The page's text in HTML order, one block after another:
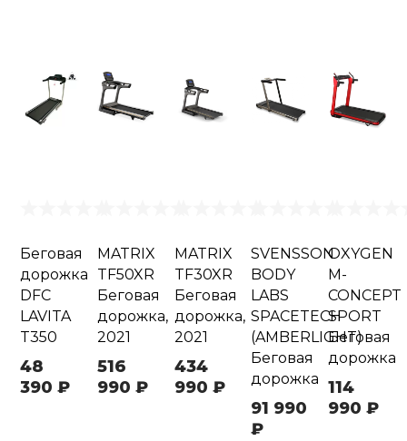
Беговая
дорожка
DFC
LAVITA
T350
48
390 ₽
MATRIX
TF50XR
Беговая
дорожка,
2021
516
990 ₽
MATRIX
TF30XR
Беговая
дорожка,
2021
434
990 ₽
SVENSSON
BODY
LABS
SPACETECH
(AMBERLIGHT)
Беговая
дорожка
91 990
₽
OXYGEN
M-
CONCEPT
SPORT
Беговая
дорожка
114
990 ₽